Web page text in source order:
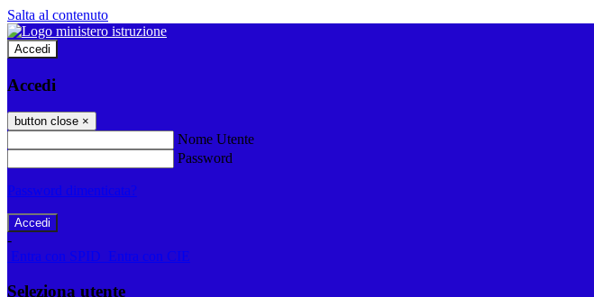
Salta al contenuto
Accedi
Accedi
button close ×
Nome Utente
Password
Password dimenticata?
-
Entra con SPID
Entra con CIE
Seleziona utente